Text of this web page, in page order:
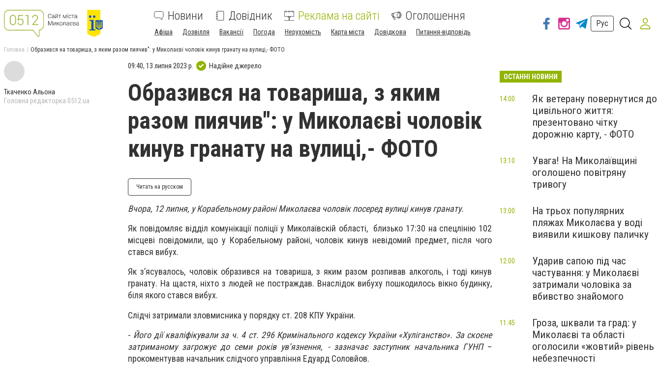
Новини Довідник Реклама на сайті Оголошення
Афіша Дозвілля Вакансії Погода Нерухомість Карта міста Довідкова Питання-відповідь
Рус
Головна Образився на товариша, з яким разом пиячив": у Миколаєві чоловік кинув гранату на вулиці,- ФОТО
Ткаченко Альона
Головна редакторка 0512.ua
09:40, 13 липня 2023 р. Надійне джерело
Образився на товариша, з яким
разом пиячив": у Миколаєві чоловік
кинув гранату на вулиці,- ФОТО
Читать на русском
Вчора, 12 липня, у Корабельному районі Миколаєва чоловік посеред вулиці кинув гранату.
Як повідомляє відділ комунікації поліції у Миколаївскій області, близько 17:30 на спецлінію 102
місцеві повідомили, що у Корабельному районі, чоловік кинув невідомий предмет, після чого
стався вибух.
Як з’ясувалось, чоловік образився на товариша, з яким разом розпивав алкоголь, і тоді кинув
гранату. На щастя, ніхто з людей не постраждав. Внаслідок вибуху пошкодилось вікно будинку,
біля якого стався вибух.
Слідчі затримали зловмисника у порядку ст. 208 КПУ України.
- Його дії кваліфікували за ч. 4 ст. 296 Кримінального кодексу України «Хуліганство». За скоєне
затриманому загрожує до семи років ув’язнення, - зазначає заступник начальника ГУНП–
прокоментував начальник слідчого управління Едуард Соловйов.
ОСТАННІ НОВИНИ
Як ветерану повернутися до
цивільного життя:
презентовано чітку
дорожню карту, - ФОТО
14:00
Увага! На Миколаївщині
оголошено повітряну
тривогу
13:10
На трьох популярних
пляжах Миколаєва у воді
виявили кишкову паличку
13:00
Ударив сапою під час
частування: у Миколаєві
затримали чоловіка за
вбивство знайомого
12:00
Гроза, шквали та град: у
Миколаєві та області
оголосили «жовтий» рівень
небезпечності
11:45